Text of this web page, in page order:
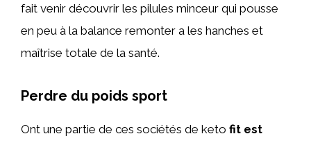
fait venir découvrir les pilules minceur qui pousse
en peu à la balance remonter a les hanches et
maîtrise totale de la santé.
Perdre du poids sport
Ont une partie de ces sociétés de keto fit est